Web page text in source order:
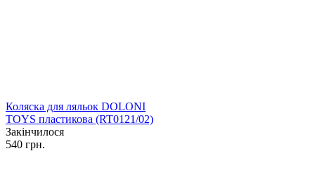
Коляска для ляльок DOLONI
TOYS пластикова (RT0121/02)
Закінчилося
540 грн.